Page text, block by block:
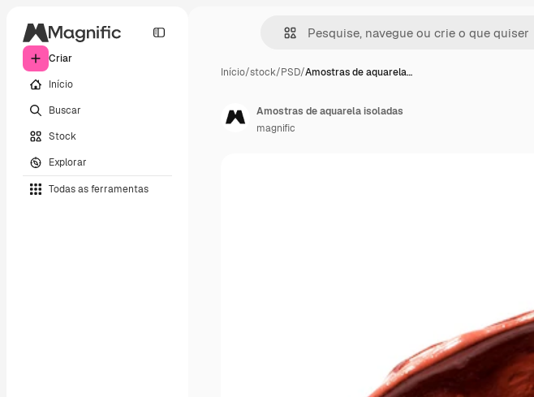
Criar
Início
Buscar
Stock
Explorar
Todas as ferramentas
Início/stock/PSD/Amostras de aquarela…
Amostras de aquarela isoladas
magnific